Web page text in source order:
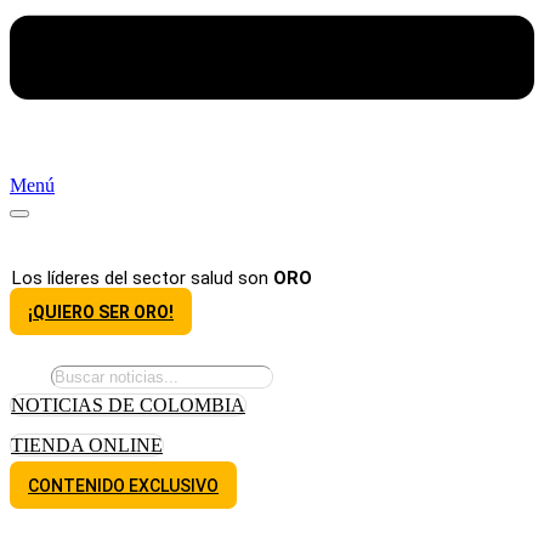
Menú
Los líderes del sector salud son ORO
¡QUIERO SER ORO!
NOTICIAS DE COLOMBIA
TIENDA ONLINE
CONTENIDO EXCLUSIVO